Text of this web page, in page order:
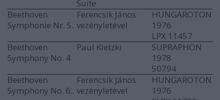
Suite
Beethoven
Symphonie Nr. 5.
Ferencsik János
vezényletével
HUNGAROTON
1976
LPX 11457
Beethoven
Symphony No. 4.
Paul Kletzki
SUPRAPHON
1978
50794
Beethoven
Symphony No. 6.
Ferencsik János
vezényletével
HUNGAROTON
1976